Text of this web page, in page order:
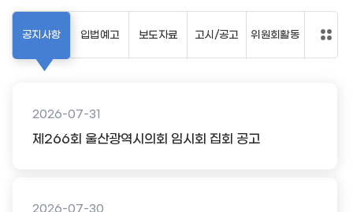
공지사항
2026-07-31
제266회 울산광역시의회 임시회 집회 공고
2026-07-30
입법예고 보도자료 고시/공고 위원회활동